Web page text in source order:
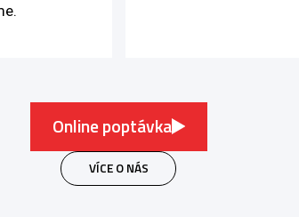
Online poptávka
VÍCE O NÁS